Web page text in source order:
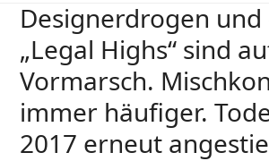
Designerdrogen und
„Legal Highs“ sind
Vormarsch.
immer häufiger.
2017 erneut